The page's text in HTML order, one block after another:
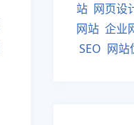
站 网页设
网站 企业
SEO 网站